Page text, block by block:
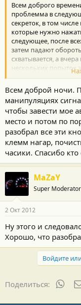
Всем доброго
проблемма в
секреток, в том
которые нужно
следующее, после
затем падают
схватывается, а
нескольких попыток
холодном, так и на
магазин, вышел и
Может это сигналка?
Всем доброй ночи.
манипуляциях
чтобы завести мое
место и потом по
разобрал все эти
клемм нагар,
часики. Спасибо
MaZaY
Super Moderator
2 Окт 2012
Ну этого и
Хорошо, что
Войдите
Поделиться: